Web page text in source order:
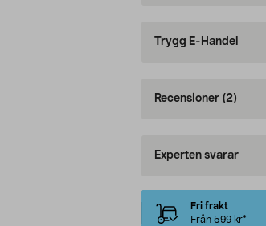
Trygg E-Handel
Recensioner (2)
Experten svarar
Fri frakt
Från 599 kr*